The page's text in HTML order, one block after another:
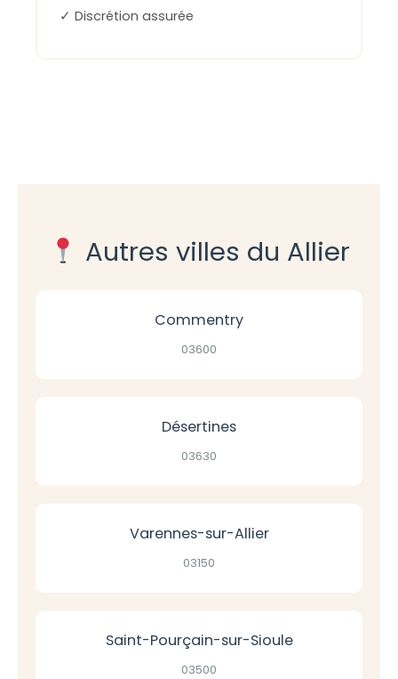
✓ Discrétion assurée
Autres villes du Allier
Commentry
03600
Désertines
03630
Varennes-sur-Allier
03150
Saint-Pourçain-sur-Sioule
03500